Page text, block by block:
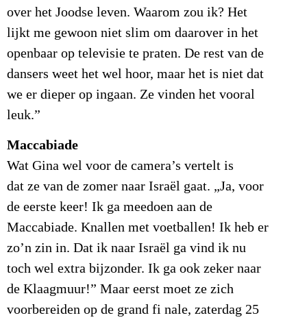
over het Joodse leven. Waarom zou ik? Het
lijkt me gewoon niet slim om daarover in het
openbaar op televisie te praten. De rest van de
dansers weet het wel hoor, maar het is niet dat
we er dieper op ingaan. Ze vinden het vooral
leuk.”
Maccabiade
Wat Gina wel voor de camera’s vertelt is
dat ze van de zomer naar Israël gaat. „Ja, voor
de eerste keer! Ik ga meedoen aan de
Maccabiade. Knallen met voetballen! Ik heb er
zo’n zin in. Dat ik naar Israël ga vind ik nu
toch wel extra bijzonder. Ik ga ook zeker naar
de Klaagmuur!” Maar eerst moet ze zich
voorbereiden op de grand fi nale, zaterdag 25